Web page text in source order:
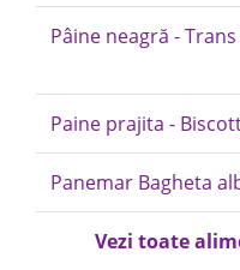
Pâine neagră -
Paine prajita -
Panemar Bagheta
Vezi toate